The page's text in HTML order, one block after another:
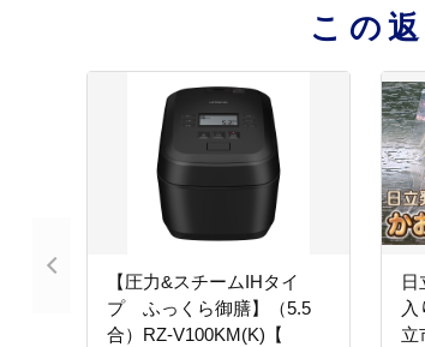
この
【圧力&スチームIHタイ
プ ふっくら御膳】（5.5
合）RZ-V100KM(K)【
日
立